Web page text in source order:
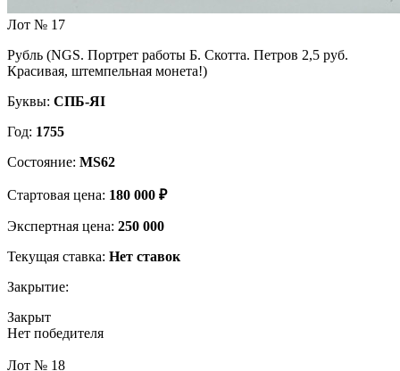
Лот № 17
Рубль (NGS. Портрет работы Б. Скотта. Петров 2,5 руб.
Красивая, штемпельная монета!)
Буквы: СПБ-ЯI
Год: 1755
Состояние: MS62
Стартовая цена: 180 000 ₽
Экспертная цена: 250 000
Текущая ставка: Нет ставок
Закрытие:
Закрыт
Нет победителя
Лот № 18